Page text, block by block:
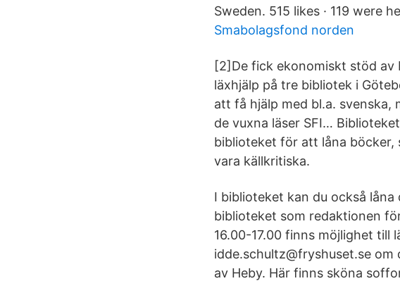
Sweden. 515 likes · 119 were
Smabolagsfond norden
[2]De fick ekonomiskt stöd av
läxhjälp på tre bibliotek i
att få hjälp med bl.a. svenska,
de vuxna läser SFI…
biblioteket för att låna böcker,
vara källkritiska.
I biblioteket kan du också
biblioteket som redaktionen
16.00-17.00 finns möjlighet till
idde.schultz@fryshuset.se
av Heby. Här finns sköna